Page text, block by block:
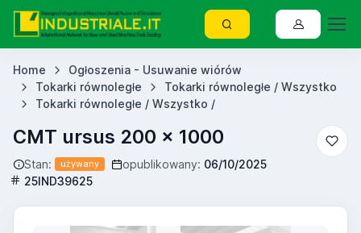
Home
Ogłoszenia - Usuwanie wiórów
Tokarki równoległe
Tokarki równoległe / Wszystko
Tokarki równoległe / Wszystko /
CMT ursus 200 x 1000
Stan: używany opublikowany: 06/10/2025
25IND39625